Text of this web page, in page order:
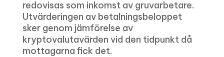
redovisas som inkomst av gruvarbetare.
Utvärderingen av betalningsbeloppet
sker genom jämförelse av
kryptovalutavärden vid den tidpunkt då
mottagarna fick det.